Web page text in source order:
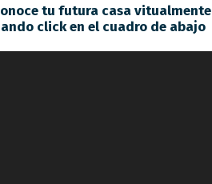
tu futura casa vitualmente
click en el cuadro de abajo